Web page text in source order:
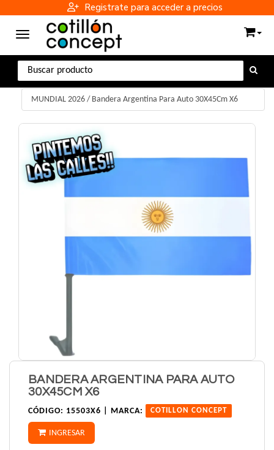
Registrate para acceder a precios
Toggle navigation
MUNDIAL 2026 / Bandera Argentina Para Auto 30X45Cm X6
BANDERA ARGENTINA PARA AUTO
30X45CM X6
CÓDIGO: 15503X6 | MARCA: COTILLON CONCEPT
INGRESAR